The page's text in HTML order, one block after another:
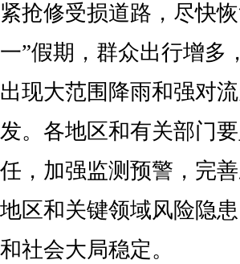
紧抢修受损道路，尽快
一”假期，群众出行增多
出现大范围降雨和强对
发。各地区和有关部门
任，加强监测预警，完
地区和关键领域风险隐
和社会大局稳定。